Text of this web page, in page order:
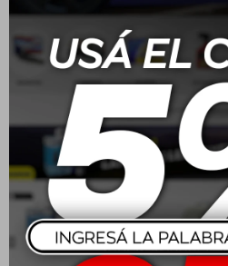
Batería Moura 165 Amp
100A/H - ME100HA
positivo medio